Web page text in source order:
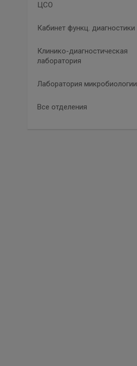
ЦСО
Кабинет функц. диагностики
Клинико-диагностическая
лаборатория
Лаборатория микробиологии
Все отделения